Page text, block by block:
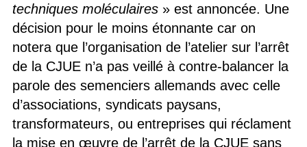
techniques moléculaires» est annoncée. Une
décision pour le moins étonnante car on
notera que l’organisation de l’atelier sur l’arrêt
de la CJUE n’a pas veillé à contre-balancer la
parole des semenciers allemands avec celle
d’associations, syndicats paysans,
transformateurs, ou entreprises qui réclament
la mise en œuvre de l’arrêt de la CJUE sans